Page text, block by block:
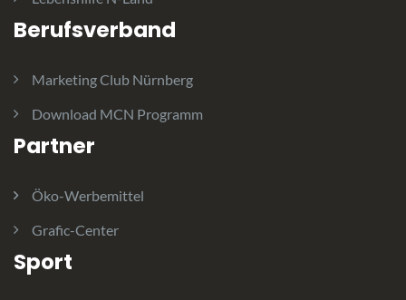
Berufsverband
Marketing Club Nürnberg
Download MCN Programm
Partner
Öko-Werbemittel
Grafic-Center
Sport